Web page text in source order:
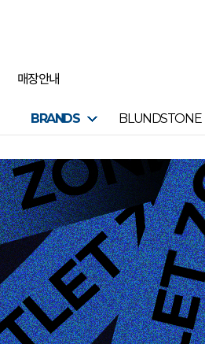
매장안내
BRANDS BLUNDSTONE